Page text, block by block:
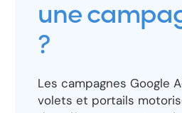
une
?
Les campagnes Google
volets et portails